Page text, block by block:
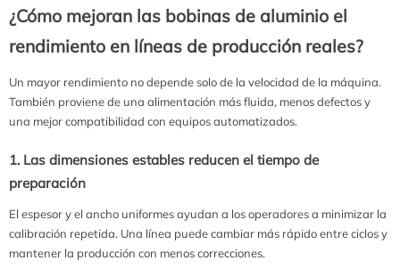
¿Cómo mejoran las bobinas de aluminio el
rendimiento en líneas de producción reales?
Un mayor rendimiento no depende solo de la velocidad de la máquina.
También proviene de una alimentación más fluida, menos defectos y
una mejor compatibilidad con equipos automatizados.
1. Las dimensiones estables reducen el tiempo de
preparación
El espesor y el ancho uniformes ayudan a los operadores a minimizar la
calibración repetida. Una línea puede cambiar más rápido entre ciclos y
mantener la producción con menos correcciones.